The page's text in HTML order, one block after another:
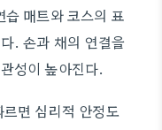
매트와 코스의 표
. 손과 채의 연결을
성이 높아진다.
면 심리적 안정도